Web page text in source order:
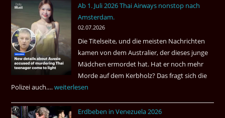
Einreiseland
höchste
Kriminalität
aus?
Ab 1. Juli 2026 Thai Airways nonstop nach
Amsterdam.
02.07.2026
Die Titelseite, und die meisten Nachrichten
kamen von dem Australier, der dieses junge
Mädchen ermordet hat. Hat er noch mehr
Morde auf dem Kerbholz? Das fragt sich die
Polizei auch.…Ab
Juli
weiterlesen
Erdbeben in Venezuela 2026